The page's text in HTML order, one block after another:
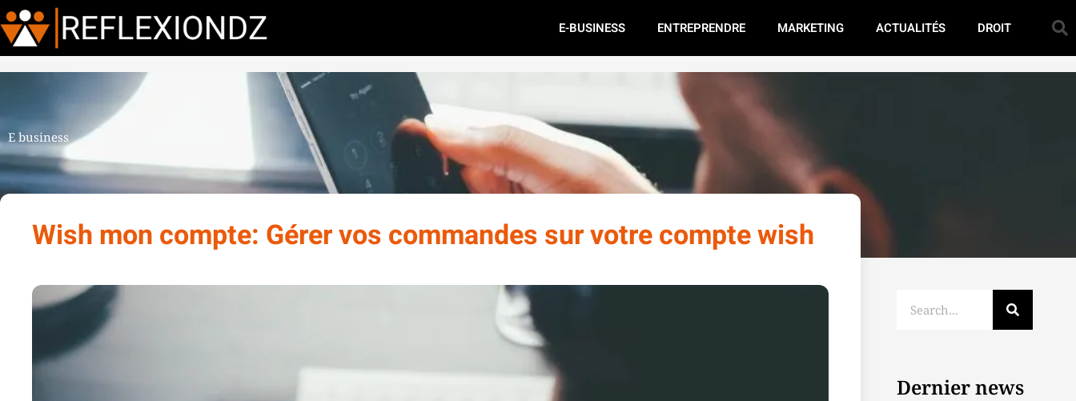
E-BUSINESS ENTREPRENDRE MARKETING ACTUALITÉS DROIT
E business
Wish mon compte: Gérer vos commandes sur votre compte wish
Dernier news